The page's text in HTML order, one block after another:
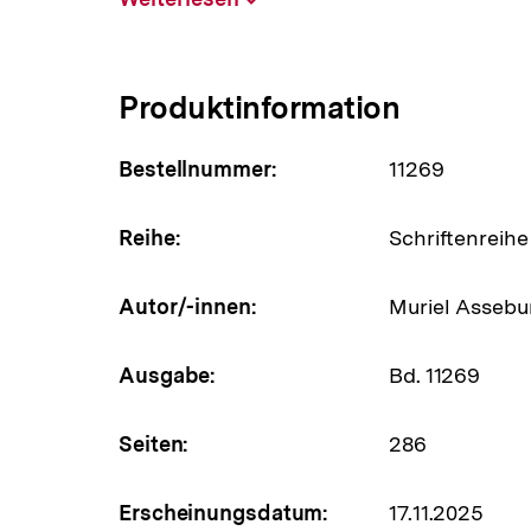
Produktinformation
Bestellnummer: 11269
Reihe: Schriftenreihe
Autor/-innen: Muriel
Ausgabe: Bd. 11269
Seiten: 286
Erscheinungsdatum: 17.11.2025